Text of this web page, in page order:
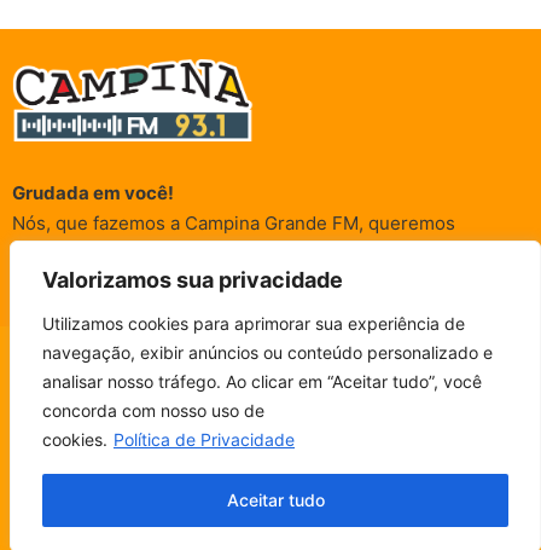
Valorizamos sua privacidade
Utilizamos cookies para aprimorar sua experiência de
navegação, exibir anúncios ou conteúdo personalizado e
analisar nosso tráfego. Ao clicar em “Aceitar tudo”, você
concorda com nosso uso de
cookies. Política de Privacidade
Aceitar tudo
CAMPINA FM - AO VIVO
ESCUTE SEM PARAR!
Grudada em você!
Nós, que fazemos a Campina Grande FM, queremos
acompanham sempre. É para vocês que a Rádio existe e por
vocês que as informações (informativas, de entretenimento,
promocionais e de conscientização) são realizadas.
© Campina FM 1978 – 2026. Termos de Uso
rox PublicidadeFala, ouvinte!